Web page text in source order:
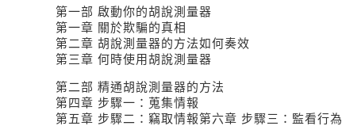
第一部 啟動你的胡說測量器
第一章 關於欺騙的真相
第二章 胡說測量器的方法如何奏效
第三章 何時使用胡說測量器
第二部 精通胡說測量器的方法
第四章 步驟一：蒐集情報
第五章 步驟二：竊取情報第六章 步驟三：監看行為